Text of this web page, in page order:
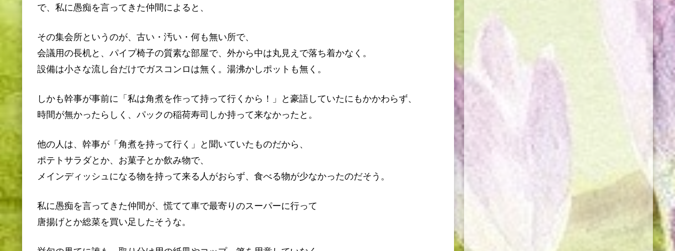
で、私に愚痴を言ってきた仲間によると、
その集会所というのが、古い・汚い・何も無い所で、
会議用の長机と、パイプ椅子の質素な部屋で、外から中は丸見えで落ち着かなく。
設備は小さな流し台だけでガスコンロは無く。湯沸かしポットも無く。
しかも幹事が事前に「私は角煮を作って持って行くから！」と豪語していたにもかかわらず、
時間が無かったらしく、パックの稲荷寿司しか持って来なかったと。
他の人は、幹事が「角煮を持って行く」と聞いていたものだから、
ポテトサラダとか、お菓子とか飲み物で、
メインディッシュになる物を持って来る人がおらず、食べる物が少なかったのだそう。
私に愚痴を言ってきた仲間が、慌てて車で最寄りのスーパーに行って
唐揚げとか総菜を買い足したそうな。